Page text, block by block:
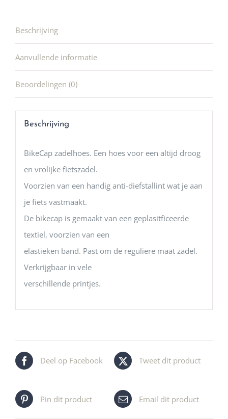
Beschrijving
Aanvullende informatie
Beoordelingen (0)
Beschrijving
BikeCap zadelhoes. Een hoes voor een altijd droog
en vrolijke fietszadel.
Voorzien van een handig anti-diefstallint wat je aan
je fiets vastmaakt.
De bikecap is gemaakt van een geplasitficeerde
textiel, voorzien van een
elastieken band. Past om de reguliere maat zadel.
Verkrijgbaar in vele
verschillende printjes.
Deel op Facebook Tweet dit product
Pin dit product Email dit product